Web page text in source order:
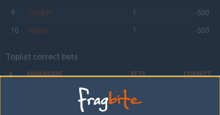
9 ChickiN 1 -500
10 hjärta 1 -500
Toplist correct bets
# ANVÄNDARE BETS
CORRECT